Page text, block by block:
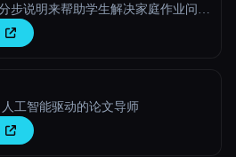
步说明来帮助学生解决家庭作业问
变得更容易、更高效。
人工智能驱动的论文导师